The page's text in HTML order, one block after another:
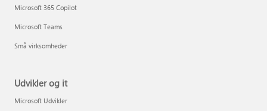
Microsoft 365 Copilot
Microsoft Teams
Små virksomheder
Udvikler og it
Microsoft Udvikler